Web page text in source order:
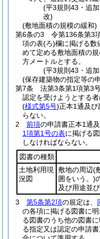
(平3規則43・追
改)
(敷地面積の規模の緩和)
第6条の3
令第136条第3
項の表(ろ)欄に掲げる数
めて定める敷地面積の
方メートルとする。
(平3規則43・追
(保存建築物の指定等の
第7条
法第3条第1項第3
認定を受けようとする
(様式第5号)正本1通及び
らない。
2
前項の申請書正本1通
1項第1号の表に掲げる
しなければならない。
図書の種類
土地利用現
況図
敷地の周辺(
囲をいう。)
及び用途並
3
第5条第2項の規定は、
の各項に掲げる図書に
る図書のうち他の図書
る指定又は認定の申請